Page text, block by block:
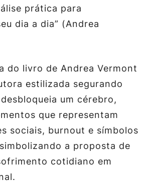
prática para
dia a dia” (Andrea
do livro de Andrea Vermont
estilizada segurando
um cérebro,
que representam
sociais, burnout e símbolos
a proposta de
cotidiano em